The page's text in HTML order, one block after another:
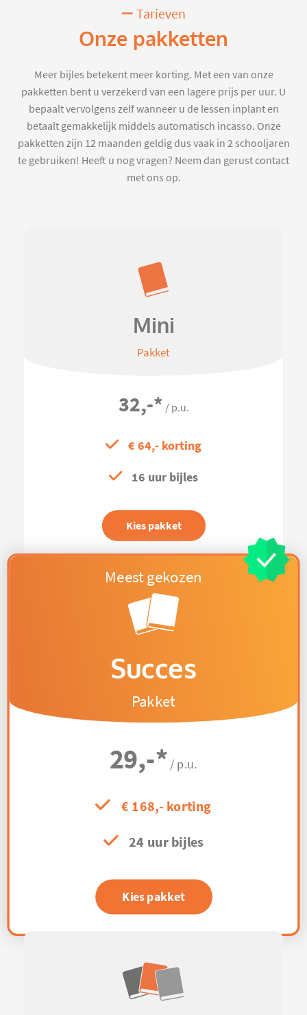
Tarieven
Onze pakketten
Meer bijles betekent meer korting. Met een van onze
pakketten bent u verzekerd van een lagere prijs per uur. U
bepaalt vervolgens zelf wanneer u de lessen inplant en
betaalt gemakkelijk middels automatisch incasso. Onze
pakketten zijn 12 maanden geldig dus vaak in 2 schooljaren
te gebruiken! Heeft u nog vragen? Neem dan gerust contact
met ons op.
Mini
Pakket
32,-* / p.u.
€ 64,- korting
16 uur bijles
Kies pakket
Succes
Pakket
29,-* / p.u.
€ 168,- korting
24 uur bijles
Kies pakket